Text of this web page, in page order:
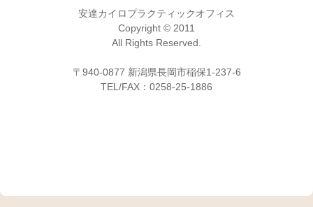
安達カイロプラクティックオフィス
Copyright © 2011
All Rights Reserved.
〒940-0877 新潟県長岡市稲保1-237-6
TEL/FAX：0258-25-1886